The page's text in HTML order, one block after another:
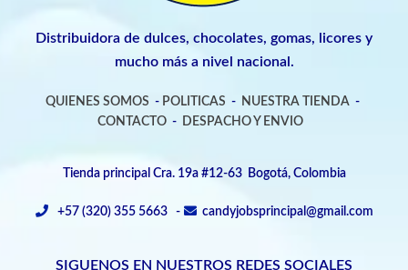
Distribuidora de dulces, chocolates, gomas, licores y
mucho más a nivel nacional.
QUIENES SOMOS - POLITICAS - NUESTRA TIENDA -
CONTACTO- DESPACHO Y ENVIO
Tienda principal Cra. 19a #12-63 Bogotá, Colombia
+57 (320) 355 5663 - candyjobsprincipal@gmail.com
SIGUENOS EN NUESTROS REDES SOCIALES